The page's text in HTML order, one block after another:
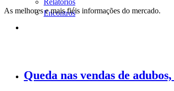
Relatórios
Encontros
As melhores e mais fiéis informações do mercado.
Queda nas vendas de